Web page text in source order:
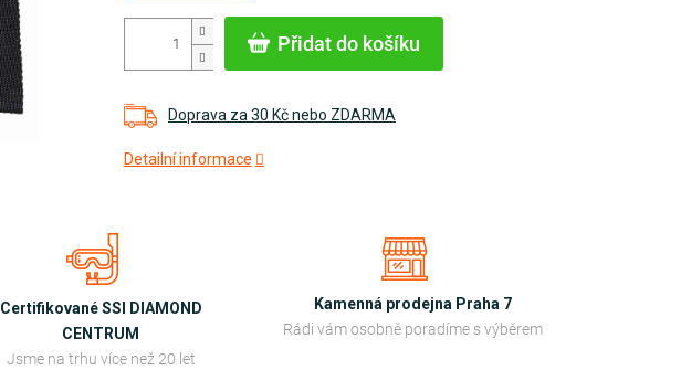
Přidat do košíku
Doprava za 30 Kč nebo ZDARMA
Detailní informace
cena:
Certifikované SSI DIAMOND
CENTRUM
Jsme na trhu více než 20 let
Kamenná prodejna Praha 7
Rádi vám osobně poradíme s výběrem